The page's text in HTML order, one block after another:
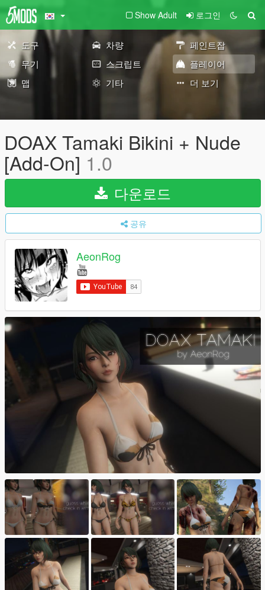
Show Adult 로그인
도구 차량
페인트잡
무기
스크립트
플레이어
맵
기타 더 보기
DOAX Tamaki Bikini + Nude
[Add-On] 1.0
다운로드
공유
AeonRog